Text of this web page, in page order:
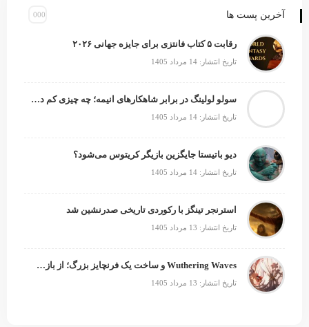
آخرین پست ها
رقابت ۵ کتاب فانتزی برای جایزه جهانی ۲۰۲۶
تاریخ انتشار: 14 مرداد 1405
سولو لولینگ در برابر شاهکارهای انیمه؛ چه چیزی کم دارد؟
تاریخ انتشار: 14 مرداد 1405
دیو باتیستا جایگزین بازیگر کریتوس می‌شود؟
تاریخ انتشار: 14 مرداد 1405
استرنجر تینگز با رکوردی تاریخی صدرنشین شد
تاریخ انتشار: 13 مرداد 1405
Wuthering Waves و ساخت یک فرنچایز بزرگ؛ از بازی تا انیمه
تاریخ انتشار: 13 مرداد 1405